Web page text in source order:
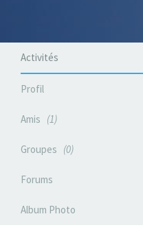
Activités
Profil
Amis 1
Groupes 0
Forums
Album Photo